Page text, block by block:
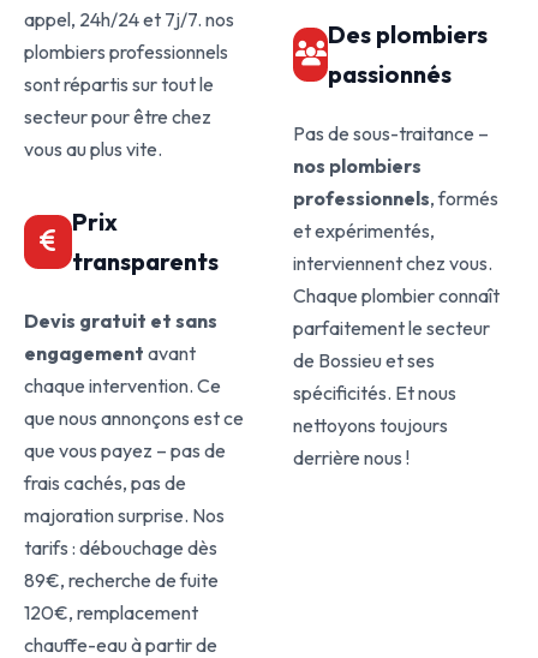
appel, 24h/24 et 7j/7. nos
plombiers professionnels
sont répartis sur tout le
secteur pour être chez
vous au plus vite.
Prix
transparents
Devis gratuit et sans
engagement avant
chaque intervention. Ce
que nous annonçons est ce
que vous payez – pas de
frais cachés, pas de
majoration surprise. Nos
tarifs : débouchage dès
89€, recherche de fuite
120€, remplacement
chauffe-eau à partir de
Des plombiers
passionnés
Pas de sous-traitance –
nos plombiers
professionnels, formés
et expérimentés,
interviennent chez vous.
Chaque plombier connaît
parfaitement le secteur
de Bossieu et ses
spécificités. Et nous
nettoyons toujours
derrière nous !